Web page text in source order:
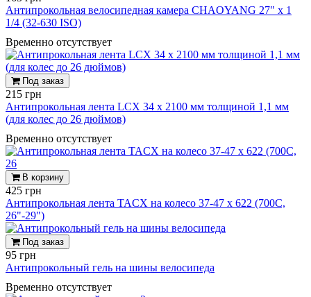
Антипрокольная велосипедная камера CHAOYANG 27" x 1
1/4 (32-630 ISO)
Временно отсутствует
Под заказ
215 грн
Антипрокольная лента LCX 34 х 2100 мм толщиной 1,1 мм
(для колес до 26 дюймов)
Временно отсутствует
В корзину
425 грн
Антипрокольная лента TACX на колесо 37-47 х 622 (700С,
26"-29")
Под заказ
95 грн
Антипрокольный гель на шины велосипеда
Временно отсутствует